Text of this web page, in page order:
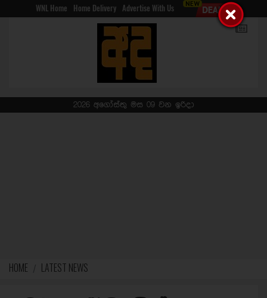
WNL Home Home Delivery Advertise With Us
2026 අගෝස්තු මස 09 වන ඉරිදා
HOME LATEST NEWS